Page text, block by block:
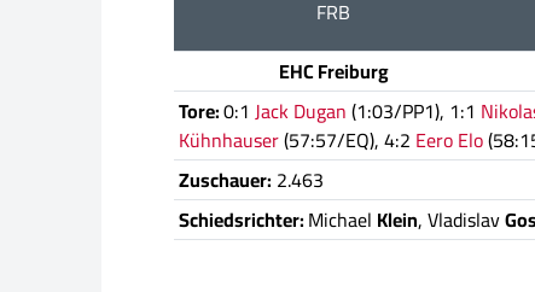
FRB
EHC Freiburg
Tore:0:1 Jack Dugan(1:03/PP1), 1:1
Kühnhauser(57:57/EQ), 4:2 Eero Elo
Zuschauer: 2.463
Schiedsrichter:Michael Klein, Vladislav